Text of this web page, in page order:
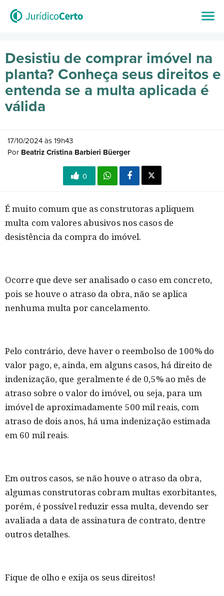
Desistiu de comprar imóvel na
planta? Conheça seus direitos e
entenda se a multa aplicada é
válida
17/10/2024 às 19h43
Por Beatriz Cristina Barbieri Büerger
0
É muito comum que as construtoras apliquem
multa com valores abusivos nos casos de
desistência da compra do imóvel.
Ocorre que deve ser analisado o caso em concreto,
pois se houve o atraso da obra, não se aplica
nenhuma multa por cancelamento.
Pelo contrário, deve haver o reembolso de 100% do
valor pago, e, ainda, em alguns casos, há direito de
indenização, que geralmente é de 0,5% ao mês de
atraso sobre o valor do imóvel, ou seja, para um
imóvel de aproximadamente 500 mil reais, com
atraso de dois anos, há uma indenização estimada
em 60 mil reais.
Em outros casos, se não houve o atraso da obra,
algumas construtoras cobram multas exorbitantes,
porém, é possível reduzir essa multa, devendo ser
avaliada a data de assinatura de contrato, dentre
outros detalhes.
Fique de olho e exija os seus direitos!